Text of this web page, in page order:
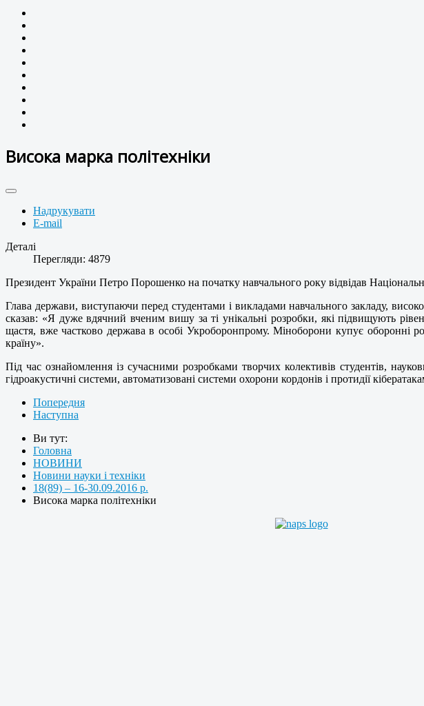
Висока марка політехніки
Надрукувати
E-mail
Деталі
Перегляди: 4879
Президент України Петро Порошенко на початку навчального року відвідав
Глава держави, виступаючи перед студентами і викладами навчального закладу,
сказав: «Я дуже вдячний вченим вишу за ті унікальні розробки, які підвищують
щастя, вже частково держава в особі Укроборонпрому. Міноборони купує оборонні
країну».
Під час ознайомлення із сучасними розробками творчих колективів студентів,
гідроакустичні системи, автоматизовані системи охорони кордонів і протидії
Попередня
Наступна
Ви тут:
Головна
НОВИНИ
Новини науки і техніки
18(89) – 16-30.09.2016 р.
Висока марка політехніки